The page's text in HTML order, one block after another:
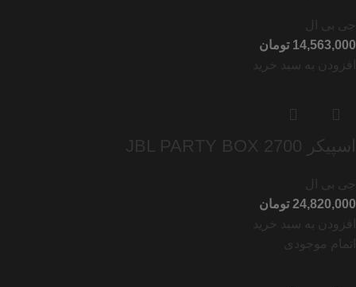
جی بی ال
تومان
افزودن به سبد خرید
اسپیکر JBL PARTY BOX 2700
جی بی ال
تومان
افزودن به سبد خرید
اتمام موجودی